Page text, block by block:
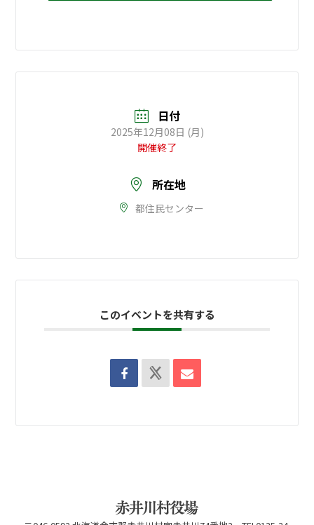
日付
2025年12月08日 (月)
開催終了
所在地
都住民センター
このイベントを共有する